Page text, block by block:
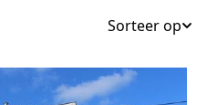
Sorteer op